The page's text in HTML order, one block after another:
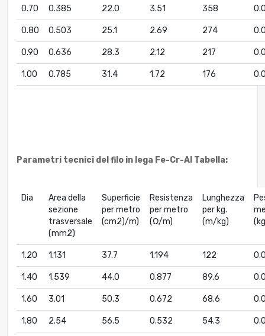
0.70 0.385 22.0 3.51 358
0.80 0.503 25.1 2.69 274
0.90 0.636 28.3 2.12 217
1.00 0.785 31.4 1.72 176
Parametri tecnici del filo in lega Fe-Cr-Al Tabella:
Dia
Area della
sezione
trasversale
(mm2)
Superficie
per metro
(cm2)/m)
Resistenza
per metro
(Ω/m)
Lunghezza
per kg.
(m/kg)
1.20 1.131 37.7 1.194 122
1.40 1.539 44.0 0.877 89.6
1.60 3.01 50.3 0.672 68.6
1.80 2.54 56.5 0.532 54.3